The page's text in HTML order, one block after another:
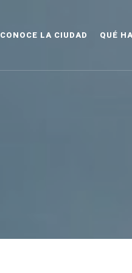
CONOCE LA CIUDAD QUÉ